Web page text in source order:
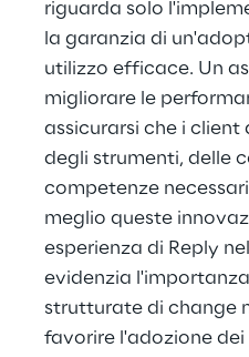
riguarda solo
la garanzia di
utilizzo efficace. Un
migliorare le
assicurarsi che i
degli strumenti, delle
competenze
meglio queste
esperienza di Reply
evidenzia
strutturate di change
favorire l'adozione dei